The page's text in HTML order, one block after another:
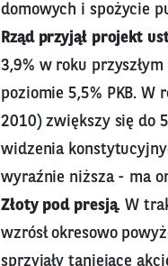
domowych i spożycie
Rząd przyjął projekt
3,9% w roku
poziomie 5,5% PKB. W
2010) zwiększy się do
widzenia
wyraźnie niższa - ma
Złoty pod presją. W
wzrósł okresowo
sprzyjały taniejące